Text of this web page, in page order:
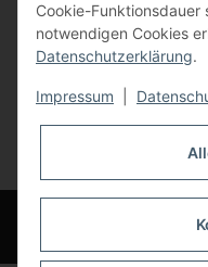
Vertrag widerrufen
* Alle Preise inkl. gesetzlicher USt.,
© Bauer-Systemtechnik
Cookie-Funktionsdauer
notwendigen Cookies
Datenschutzerklärung.
Impressum